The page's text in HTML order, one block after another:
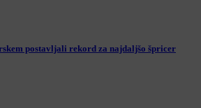
postavljali rekord za najdaljšo špricer